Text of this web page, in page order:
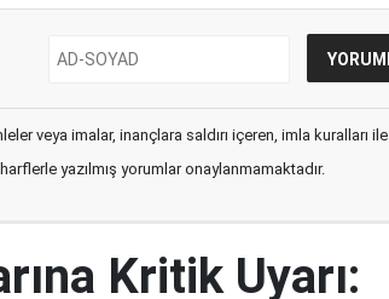
veya imalar, inançlara saldırı içeren, imla kuralları ile
yazılmış yorumlar onaylanmamaktadır.
Kritik Uyarı: